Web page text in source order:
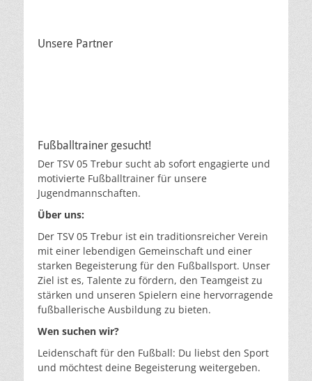
Unsere Partner
Fußballtrainer gesucht!
Der TSV 05 Trebur sucht ab sofort engagierte und
motivierte Fußballtrainer für unsere
Jugendmannschaften.
Über uns:
Der TSV 05 Trebur ist ein traditionsreicher Verein
mit einer lebendigen Gemeinschaft und einer
starken Begeisterung für den Fußballsport. Unser
Ziel ist es, Talente zu fördern, den Teamgeist zu
stärken und unseren Spielern eine hervorragende
fußballerische Ausbildung zu bieten.
Wen suchen wir?
Leidenschaft für den Fußball: Du liebst den Sport
und möchtest deine Begeisterung weitergeben.